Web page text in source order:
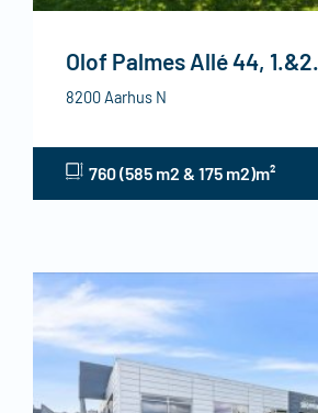
Olof Palmes Allé 44, 1.&2.
8200 Aarhus N
760 (585 m2 & 175 m2)m²